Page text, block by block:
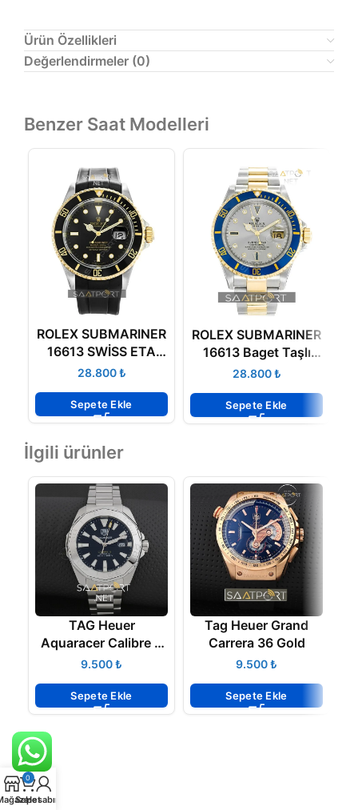
Ürün Özellikleri
Değerlendirmeler (0)
Benzer Saat Modelleri
ROLEX SUBMARINER
16613 SWİSS ETA
SAAT 3135
₺
Sepete Ekle
ROLEX SUBMARINER
16613 Baget Taşlı
Swiss Eta₺
Sepete Ekle
İlgili ürünler
TAG Heuer
Aquaracer Calibre 5
Automatic 43MM
₺
Sepete Ekle
Tag Heuer Grand
Carrera 36 Gold
₺
Sepete Ekle
0
Sepet
Hesabım